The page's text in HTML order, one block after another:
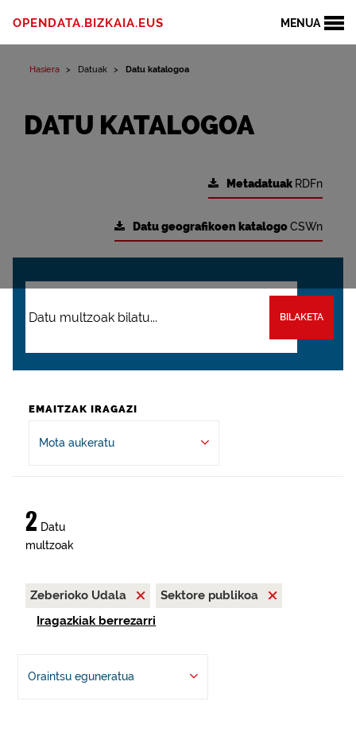
MENUA
OPENDATA.BIZKAIA.EUS
Hasiera Datuak Datu katalogoa
DATU KATALOGOA
Metadatuak RDFn
Datu geografikoen katalogoCSWn
BILAKETA
EMAITZAK IRAGAZI
Mota aukeratu
2 Datu
multzoak
Zeberioko Udala
Sektore publikoa
Iragazkiak berrezarri
Oraintsu eguneratua